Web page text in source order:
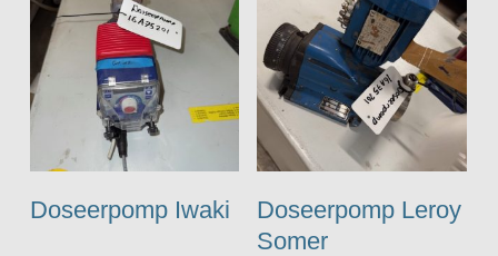
Doseerpomp Iwaki
Doseerpomp Leroy
Somer